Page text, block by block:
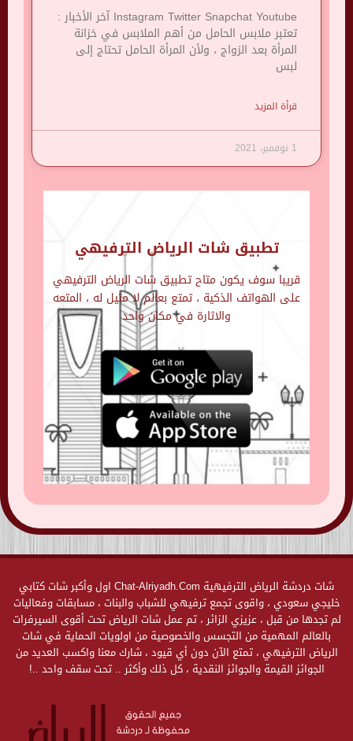
Instagram Twitter Snapchat Youtube آخر الأخبار :
تعتبر ملابس الحامل من أهم الملابس في خزانة
المرأة بعد الزواج ، ولأن المرأة الحامل تحتاج إلى
لبس
قرأة المزيد
1 نوفمبر، 2021
تطبيق شات الرياض الترفيهي
قريبا سوف يكون متاح تطبيق شات الرياض الترفيهي
على الهواتف الذكية ، تمتع بعالم لا مثيل له ، المتعه
والاثارة في مكان واحد
شات دردشة الرياض الترفيهية Chat-Alriyadh.Com اول وأكبر شات كتابي
خليجي سعودي ، واقوى تجمع ترفيهي للشباب والبنات ، مسابقات وفعاليات
لم تجدها من قبل ، عزيزي الزائر ، تم عمل شات الرياض تحت أقوى السيرفرات
بالعالم المهمية من التجسس والخصوصية من اولويات الحماية في شات
الرياض الترفيهي ، تمتع الآن دون أي قيود ، شارك معنا واكسب العديد من
الجوائز القيمة والجوائز النقدية ، كل ذلك وأكثر .. تحت سقف واحد ..!